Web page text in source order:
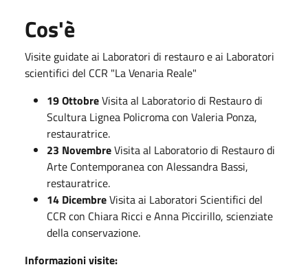
Cos'è
Visite guidate ai Laboratori di restauro e ai Laboratori
scientifici del CCR "La Venaria Reale"
19 OttobreVisita al Laboratorio di Restauro di
Scultura Lignea Policroma con Valeria Ponza,
restauratrice.
23 NovembreVisita al Laboratorio di Restauro di
Arte Contemporanea con Alessandra Bassi,
restauratrice.
14 DicembreVisita ai Laboratori Scientifici del
CCR con Chiara Ricci e Anna Piccirillo, scienziate
della conservazione.
Informazioni visite: